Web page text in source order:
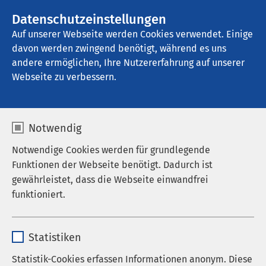
Datenschutzeinstellungen
Auf unserer Webseite werden Cookies verwendet. Einige
davon werden zwingend benötigt, während es uns
andere ermöglichen, Ihre Nutzererfahrung auf unserer
Webseite zu verbessern.
Notwendig
Notwendige Cookies werden für grundlegende
Funktionen der Webseite benötigt. Dadurch ist
gewährleistet, dass die Webseite einwandfrei
funktioniert.
Anbieter sgalinski
Statistiken
Statistik-Cookies erfassen Informationen anonym. Diese
AMEOS Klinikum Bad Salzuflen
Kontakt
Anrede
Nachname*